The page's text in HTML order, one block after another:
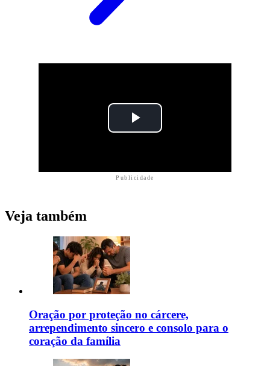
Publicidade
Veja também
Oração por proteção no cárcere,
arrependimento sincero e consolo para o
coração da família